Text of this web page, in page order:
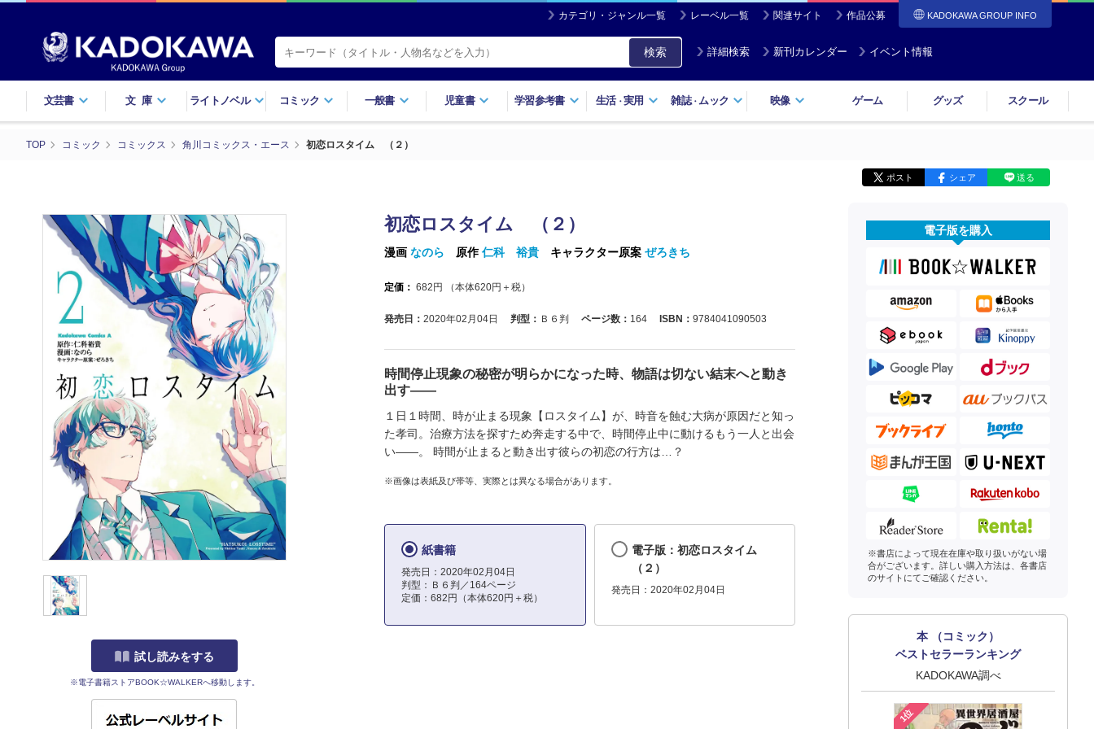
カテゴリ・ジャンル一覧 レーベル一覧 関連サイト 作品公募 KADOKAWA GROUP INFO
検索 詳細検索 新刊カレンダー イベント情報
文芸書 文庫 ライトノベル コミック 一般書 児童書 学習参考書 生活・実用 雑誌・ ムック 映像 ゲーム グッズ スクール
TOP コミック コミックス 角川コミックス・エース 初恋ロスタイム （２）
ポスト シェア 送る
試し読みをする
※電子書籍ストアBOOK☆WALKERへ移動します。
初恋ロスタイム （２）
漫画 なのら 原作仁科 裕貴 キャラクター原案 ぜろきち
定価： 682 円 （本体620円＋税）
発売日： 2020年02月04日 判型： Ｂ６判 ページ数： 164 ISBN： 9784041090503
時間停止現象の秘密が明らかになった時、物語は切ない結末へと動き
出す――
１日１時間、時が止まる現象【ロスタイム】が、時音を蝕む大病が原因だと知っ
た孝司。治療方法を探すため奔走する中で、時間停止中に動けるもう一人と出会
い――。 時間が止まると動き出す彼らの初恋の行方は…？
※画像は表紙及び帯等、実際とは異なる場合があります。
紙書籍
発売日：2020年02月04日
判型：Ｂ６判／164ページ
定価：682円（本体620円＋税）
電子版：初恋ロスタイム
（２）
発売日：2020年02月04日
電子版を購入
※書店によって現在在庫や取り扱いがない場
合がございます。詳しい購入方法は、各書店
のサイトにてご確認ください。
本 （コミック）
ベストセラーランキング
KADOKAWA調べ
1位